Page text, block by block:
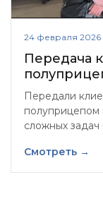
24 февраля 2026
Передача
Передали
сложных
Смотреть →